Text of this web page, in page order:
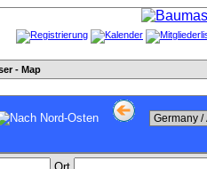
- Map